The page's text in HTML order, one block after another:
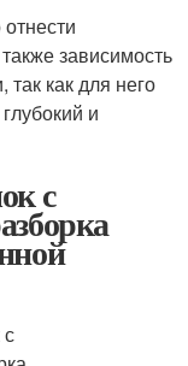
зависимость
как для него
и
с